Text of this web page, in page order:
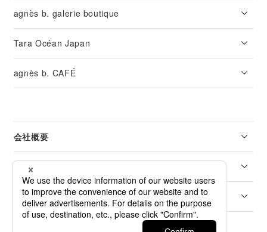
agnès b. galerie boutique
Tara Océan Japan
agnès b. CAFÉ
会社概要
リーガル
カスタマーサービス